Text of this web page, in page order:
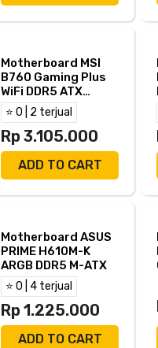
Motherboard MSI
B760 Gaming Plus
WiFi DDR5 ATX
LGA1700 HDMI DP
⭐ 0 | 2 terjual
Rp 3.105.000
ADD TO CART
Motherboard ASUS
PRIME H610M-K
ARGB DDR5 M-ATX
⭐ 0 | 4 terjual
Rp 1.225.000
ADD TO CART